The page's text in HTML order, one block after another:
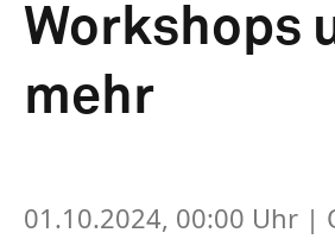
Workshops
mehr
01.10.2024, 00:00 Uhr |